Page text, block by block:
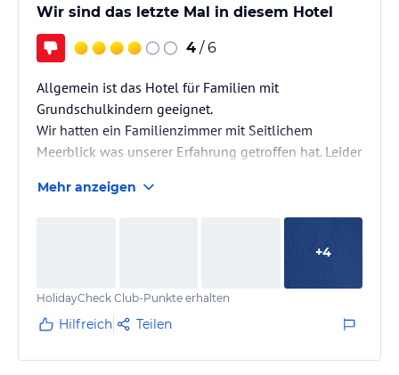
Wir sind das letzte Mal in diesem Hotel
4 / 6
Allgemein ist das Hotel für Familien mit
Grundschulkindern geeignet.
Wir hatten ein Familienzimmer mit Seitlichem
Meerblick was unserer Erfahrung getroffen hat. Leider
kurz.
Das Zimmer hatte auch ein Armeisen Problem was
5 Sterne
Der Strand leider nur 3 Sterne Liegen defekt und
Was wir sehr negativ empfunden haben…
Mehr anzeigen
+4
HolidayCheck Club-Punkte erhalten
Hilfreich Teilen